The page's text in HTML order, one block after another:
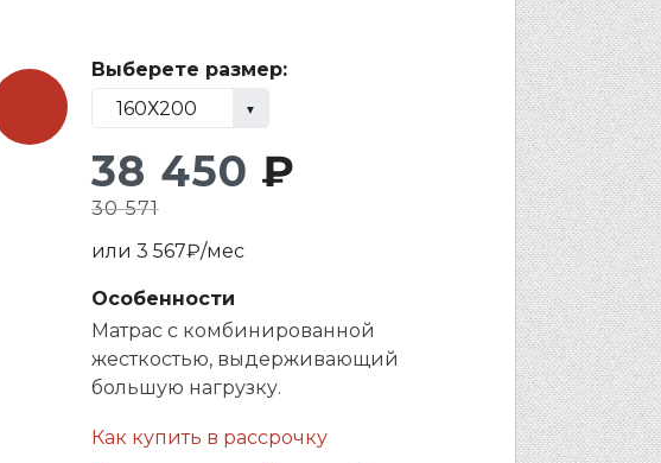
Выберете размер:
38 450 ₽
30 571
или3 567₽/мес
Особенности
Матрас с комбинированной
жесткостью, выдерживающий
большую нагрузку.
Как купить в рассрочку